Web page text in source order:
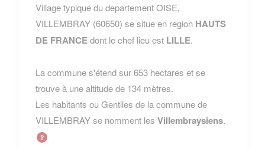
Village typique du departement OISE,
VILLEMBRAY (60650) se situe en region HAUTS
DE FRANCEdont le chef lieu est LILLE.
La commune s'étend sur 653 hectares et se
trouve à une altitude de 134 mètres.
Les habitants ou Gentiles de la commune de
VILLEMBRAY se nomment les Villembraysiens.